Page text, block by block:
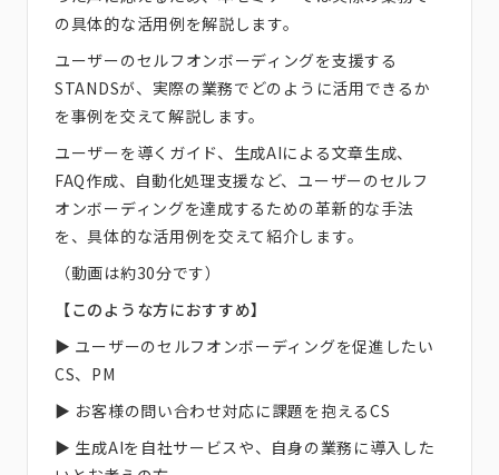
の具体的な活用例を解説します。
ユーザーのセルフオンボーディングを支援する
STANDSが、実際の業務でどのように活用できるか
を事例を交えて解説します。
ユーザーを導くガイド、生成AIによる文章生成、
FAQ作成、自動化処理支援など、ユーザーのセルフ
オンボーディングを達成するための革新的な手法
を、具体的な活用例を交えて紹介します。
（動画は約30分です）
【このような方におすすめ】
▶︎ ユーザーのセルフオンボーディングを促進したい
CS、PM
▶︎ お客様の問い合わせ対応に課題を抱えるCS
▶︎ 生成AIを自社サービスや、自身の業務に導入した